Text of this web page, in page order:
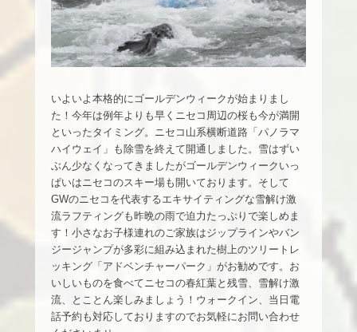
いよいよ本格的にゴールデンウィークが始まりまし
た！今年は例年よりも早くニセコ周辺の桜も今が満開
といったタイミング。ニセコ山系横断道路「パノラマ
ハイウェイ」も除雪を終えて開通しました。雪はずい
ぶん少なくなってきましたがゴールデンウィークいっ
ぱいはニセコのスキー場も開いております。そして
GWのニセコを代表するエキサイティングな雪解け激
流ラフティングも昨晩の雨で迫力たっぷりで楽しめま
す！小さなお子様連れのご家族はジップラインやバン
ジージャンプが多彩に組み込まれた樹上のツリートレ
ッキング「アドベンチャーパーク」がお勧めです。お
いしいものを食べてニセコの春紅葉と残雪、雪解け激
流、とことん楽しみましょう！ウォークイン、当日電
話予約も対応しておりますのでお気軽にお問い合わせ